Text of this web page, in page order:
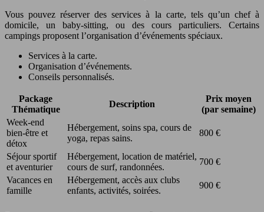
Vous pouvez réserver des services à la carte, tels qu’un chef à
domicile, un baby-sitting, ou des cours particuliers. Certains
campings proposent l’organisation d’événements spéciaux.
Services à la carte.
Organisation d’événements.
Conseils personnalisés.
Package
Thématique
Description
Prix moyen
(par semaine)
Week-end
bien-être et
détox
Hébergement, soins spa, cours de
yoga, repas sains.
800 €
Séjour sportif
et aventurier
Hébergement, location de matériel,
cours de surf, randonnées.
700 €
Vacances en
famille
Hébergement, accès aux clubs
enfants, activités, soirées.
900 €